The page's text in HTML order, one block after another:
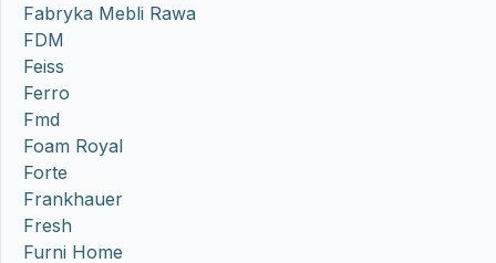
Fabryka Mebli Rawa
FDM
Feiss
Ferro
Fmd
Foam Royal
Forte
Frankhauer
Fresh
Furni Home